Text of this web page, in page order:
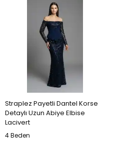
Straplez Payetli Dantel Korse
Detaylı Uzun Abiye Elbise
Lacivert
4 Beden